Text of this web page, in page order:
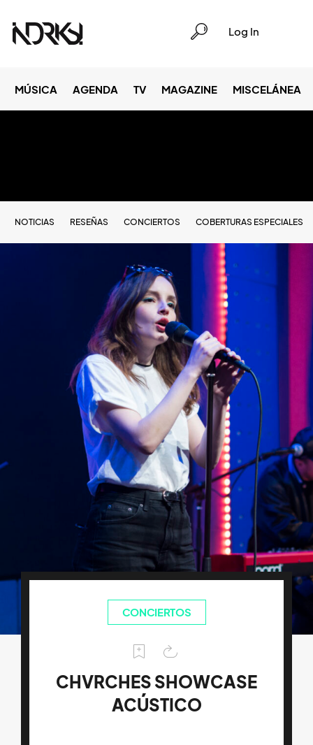
Log In
MÚSICA AGENDA TV MAGAZINE MISCELÁNEA
NOTICIAS RESEÑAS CONCIERTOS COBERTURAS ESPECIALES
CONCIERTOS
CHVRCHES SHOWCASE
ACÚSTICO